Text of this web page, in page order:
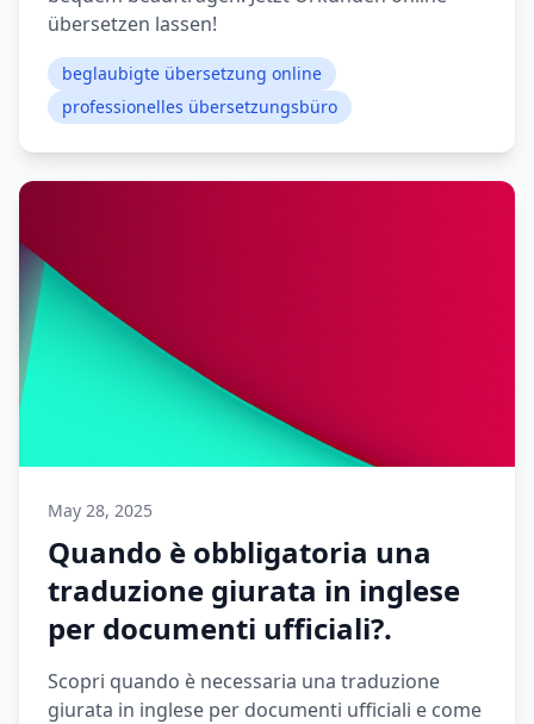
übersetzen lassen!
beglaubigte übersetzung online
professionelles übersetzungsbüro
May 28, 2025
Quando è obbligatoria una
traduzione giurata in inglese
per documenti ufficiali?.
Scopri quando è necessaria una traduzione
giurata in inglese per documenti ufficiali e come